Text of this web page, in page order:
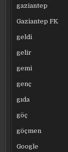
gaziantep
Gaziantep FK
geldi
gelir
gemi
genç
gıda
göç
göçmen
Google